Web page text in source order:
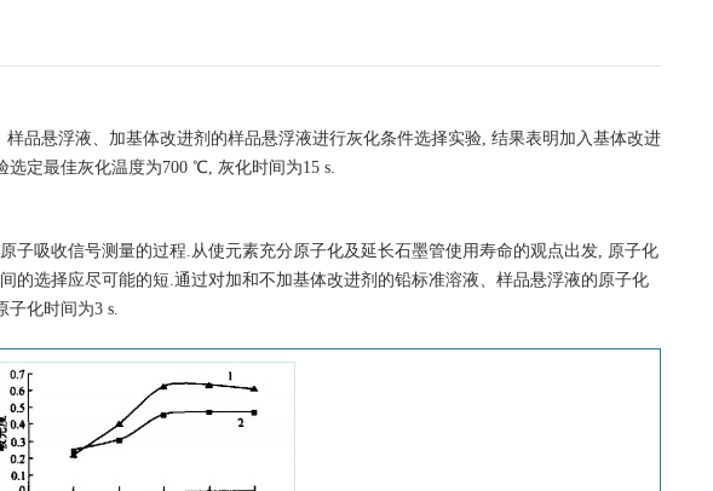
品悬浮液、加基体改进剂的样品悬浮液进行灰化条件选择实验, 结果表明加入基体改进
定最佳灰化温度为700 ℃, 灰化时间为15 s.
子吸收信号测量的过程.从使元素充分原子化及延长石墨管使用寿命的观点出发, 原子化
的选择应尽可能的短.通过对加和不加基体改进剂的铅标准溶液、样品悬浮液的原子化
子化时间为3 s.